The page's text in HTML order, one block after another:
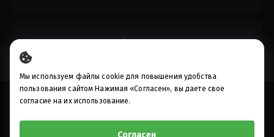
Росстрой —
© 2010-2023, ИП Разуваев М.В.
являются публичной офертой
Мы используем файлы cookie для повышения удобства
пользования сайтом Нажимая «Согласен», вы даете свое
согласие на их использование.
Согласен